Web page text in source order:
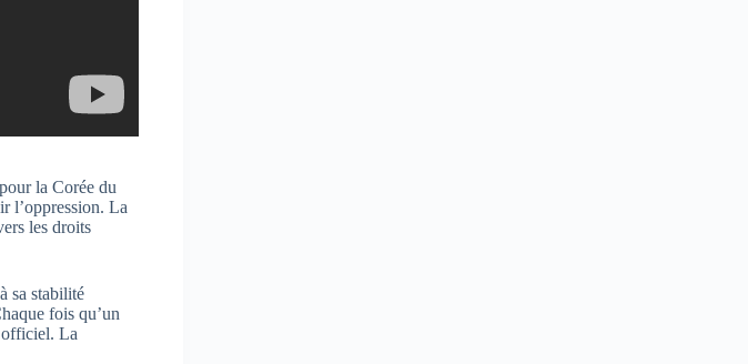
la Corée du
l’oppression. La
les droits
sa stabilité
fois qu’un
officiel. La